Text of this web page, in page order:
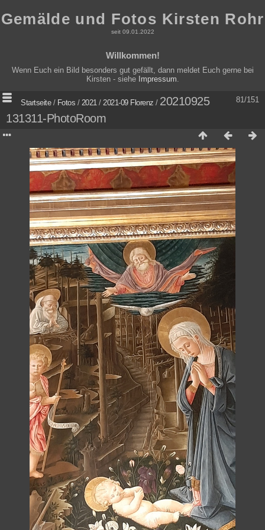
Gemälde und Fotos Kirsten Rohr
seit 09.01.2022
Willkommen!
Wenn Euch ein Bild besonders gut gefällt, dann meldet Euch gerne bei
Kirsten - siehe Impressum
81/151
Startseite/ Fotos / 2021 / 2021-09 Florenz / 20210925
131311-PhotoRoom